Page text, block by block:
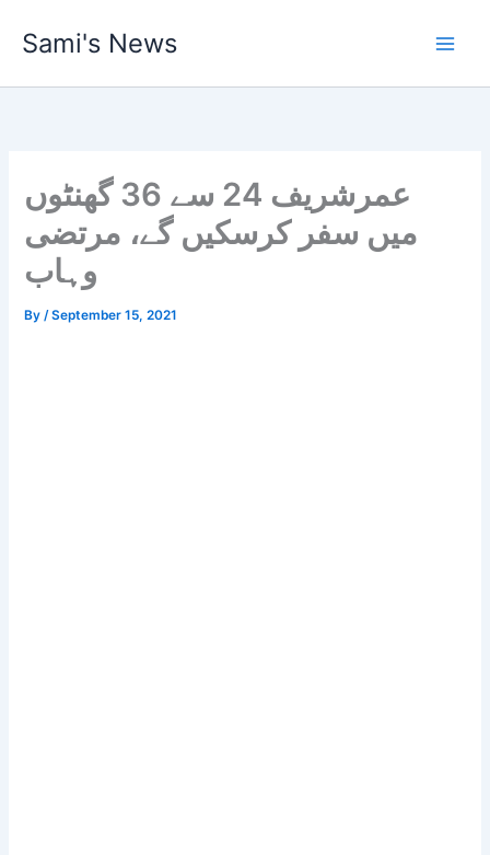
Sami's News
عمرشریف 24 سے 36 گھنٹوں
میں سفر کرسکیں گے، مرتضی
وہاب
By/September 15, 2021